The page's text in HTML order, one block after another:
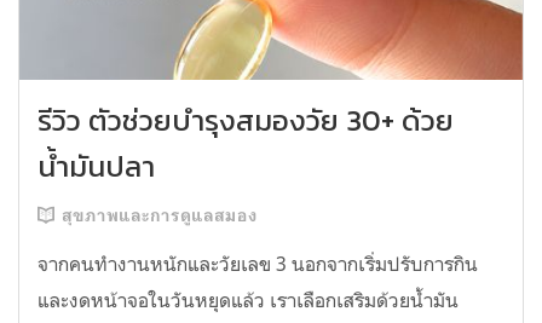
รีวิว ตัวช่วยบำรุงสมองวัย 30+ ด้วย
น้ำมันปลา
สุขภาพและการดูแลสมอง
จากคนทำงานหนักและวัยเลข 3 นอกจากเริ่มปรับการกิน
และงดหน้าจอในวันหยุดแล้ว เราเลือกเสริมด้วยน้ำมัน